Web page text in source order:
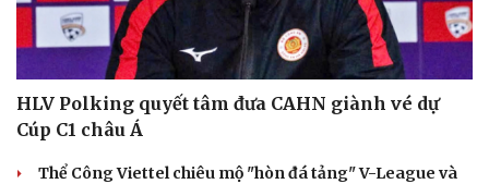
HLV Polking quyết tâm đưa CAHN giành vé dự
Cúp C1 châu Á
Thể Công Viettel chiêu mộ "hòn đá tảng" V-League và